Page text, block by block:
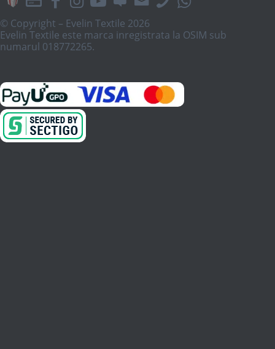
© Copyright – Evelin Textile 2026
Evelin Textile este marca inregistrata la OSIM sub
numarul 018772265.